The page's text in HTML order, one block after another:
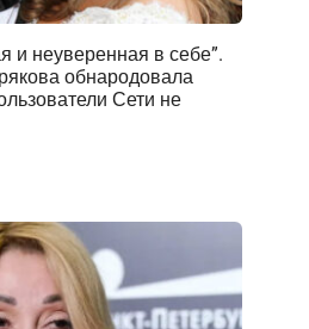
и неуверенная в себе”.
обнародовала
Сети не